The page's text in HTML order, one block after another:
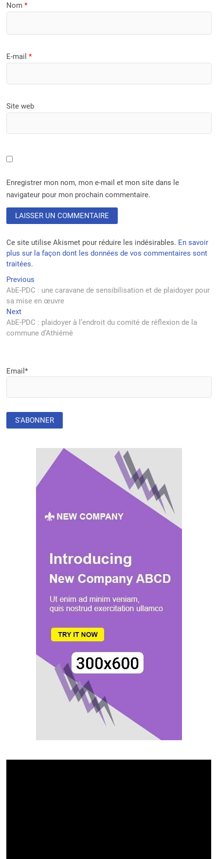
Nom*
E-mail*
Site web
Enregistrer mon nom, mon e-mail et mon site dans le
navigateur pour mon prochain commentaire.
Ce site utilise Akismet pour réduire les indésirables. En savoir
plus sur la façon dont les données de vos commentaires sont
traitées.
Navigation
de
l’article
Previous
post:
AbE-PDC : une caravane de sensibilisation et de plaidoyer pour
sa mise en œuvre
NextNext
post:
AbE-PDC : plaidoyer à l’endroit du comité de réflexion de la
commune d’Athiémè
Email*